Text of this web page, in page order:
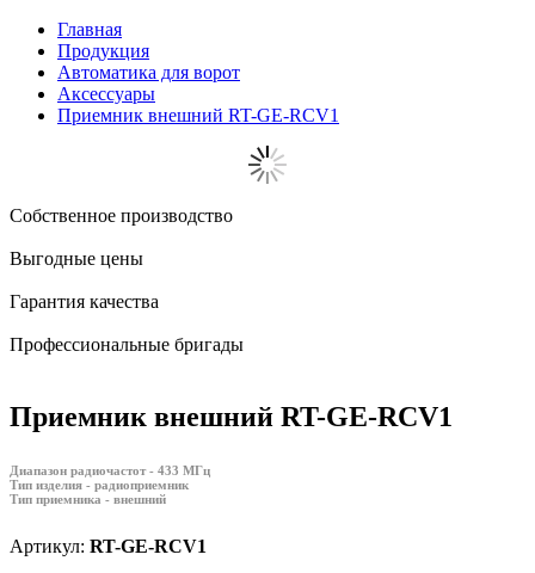
Главная
Продукция
Автоматика для ворот
Аксессуары
Приемник внешний RT-GE-RCV1
Собственное производство
Выгодные цены
Гарантия качества
Профессиональные бригады
Приемник внешний RT-GE-RCV1
Диапазон радиочастот - 433 МГц
Тип изделия - радиоприемник
Тип приемника - внешний
Артикул: RT-GE-RCV1